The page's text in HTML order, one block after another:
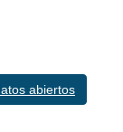
abiertos